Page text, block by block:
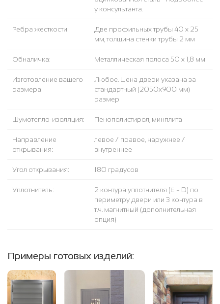
у консультанта.
Ребра жесткости:
Две профильных трубы 40 х 25
мм, толщина стенки трубы 2 мм
Обналичка: Металлическая полоса 50 х 1,8 мм
Изготовление вашего
размера:
Любое. Цена двери указана за
стандартный (2050x900 мм)
размер
Шумотепло-изоляция: Пенополистирол, минплита
Направление
открывания:
левое / правое, наружнее /
внутреннее
Угол открывания: 180 градусов
Уплотнитель:
2 контура уплотнителя (Е + D) по
периметру двери или 3 контура в
т.ч. магнитный (дополнительная
опция)
Примеры готовых изделий: